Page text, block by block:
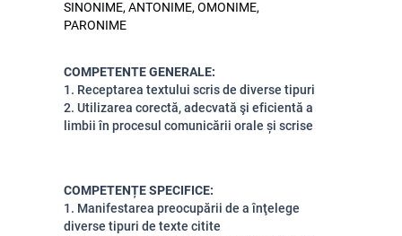
SINONIME, ANTONIME, OMONIME,
PARONIME
COMPETENTE GENERALE:
1. Receptarea textului scris de diverse tipuri
2. Utilizarea corectă, adecvată şi eficientă a
limbii în procesul comunicării orale și scrise
COMPETENȚE SPECIFICE:
1. Manifestarea preocupării de a înţelege
diverse tipuri de texte citite